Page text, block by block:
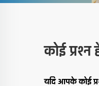
कोई
यदि आपके कोई